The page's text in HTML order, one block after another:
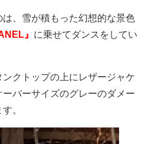
、雪が積もった幻想的な景色
』 に乗せてダンスをしてい
クトップの上にレザージャケ
バーサイズのグレーのダメー
。